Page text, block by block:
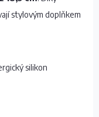
stylovým doplňkem
silikon